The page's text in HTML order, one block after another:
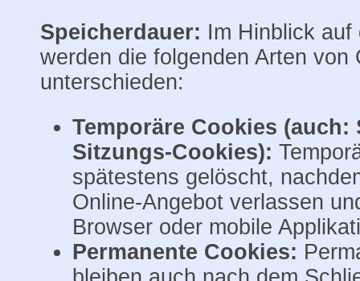
Speicherdauer: Im Hinblick auf
werden die folgenden Arten von
unterschieden:
Temporäre Cookies (auch:
Sitzungs-Cookies):
spätestens gelöscht,
Online-Angebot verlassen
Browser oder mobile
Permanente Cookies: